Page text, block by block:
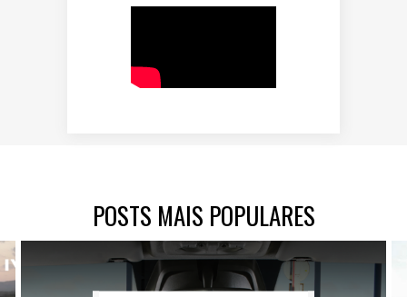
POSTS MAIS POPULARES